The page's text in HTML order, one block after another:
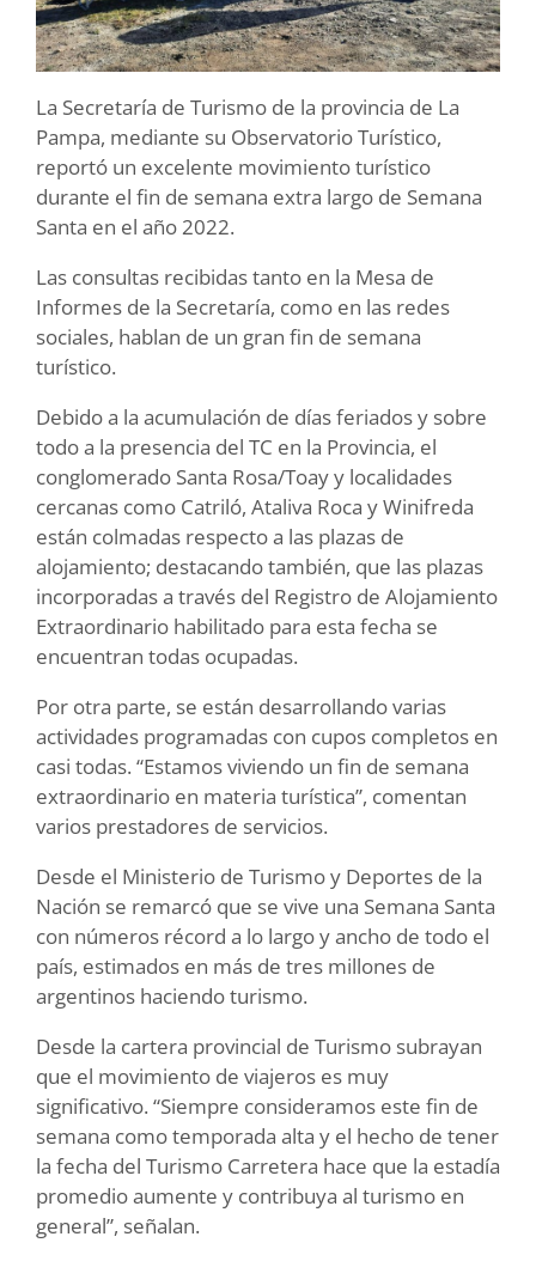
La Secretaría de Turismo de la provincia de La
Pampa, mediante su Observatorio Turístico,
reportó un excelente movimiento turístico
durante el fin de semana extra largo de Semana
Santa en el año 2022.
Las consultas recibidas tanto en la Mesa de
Informes de la Secretaría, como en las redes
sociales, hablan de un gran fin de semana
turístico.
Debido a la acumulación de días feriados y sobre
todo a la presencia del TC en la Provincia, el
conglomerado Santa Rosa/Toay y localidades
cercanas como Catriló, Ataliva Roca y Winifreda
están colmadas respecto a las plazas de
alojamiento; destacando también, que las plazas
incorporadas a través del Registro de Alojamiento
Extraordinario habilitado para esta fecha se
encuentran todas ocupadas.
Por otra parte, se están desarrollando varias
actividades programadas con cupos completos en
casi todas. “Estamos viviendo un fin de semana
extraordinario en materia turística”, comentan
varios prestadores de servicios.
Desde el Ministerio de Turismo y Deportes de la
Nación se remarcó que se vive una Semana Santa
con números récord a lo largo y ancho de todo el
país, estimados en más de tres millones de
argentinos haciendo turismo.
Desde la cartera provincial de Turismo subrayan
que el movimiento de viajeros es muy
significativo. “Siempre consideramos este fin de
semana como temporada alta y el hecho de tener
la fecha del Turismo Carretera hace que la estadía
promedio aumente y contribuya al turismo en
general”, señalan.